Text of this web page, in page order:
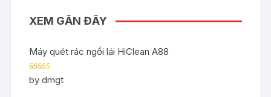
XEM GẦN ĐÂY
Máy quét rác ngồi lái HiClean A88
Rated5out
of 5
by dmgt